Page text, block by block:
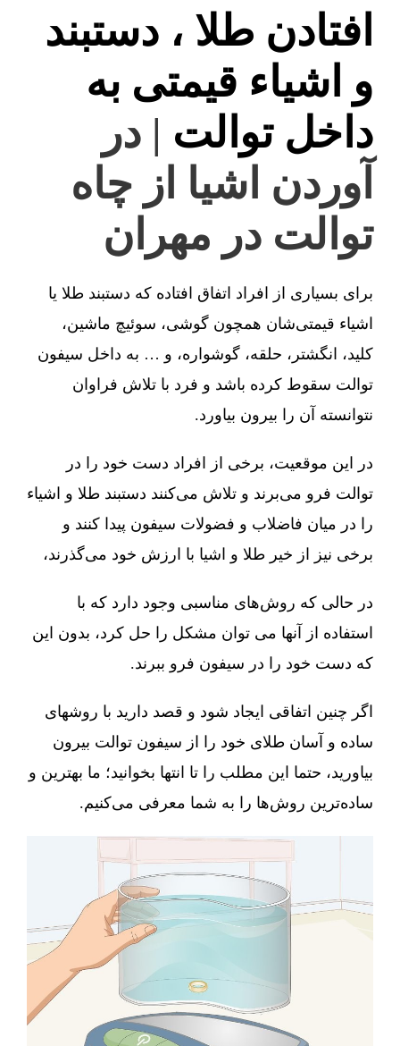
افتادن طلا ، دستبند
و اشیاء قیمتی به
داخل توالت | در
آوردن اشیا از چاه
توالت در مهران
برای بسیاری از افراد اتفاق افتاده که دستبند طلا یا
اشیاء قیمتی‌شان همچون گوشی، سوئیچ ماشین،
کلید، انگشتر، حلقه، گوشواره، و … به داخل سیفون
توالت سقوط کرده باشد و فرد با تلاش فراوان
نتوانسته آن را بیرون بیاورد.
در این موقعیت، برخی از افراد دست خود را در
توالت فرو می‌برند و تلاش می‌کنند دستبند طلا و اشیاء
را در میان فاضلاب و فضولات سیفون پیدا کنند و
برخی نیز از خیر طلا و اشیا با ارزش خود می‌گذرند،
در حالی که روش‌های مناسبی وجود دارد که با
استفاده از آنها می توان مشکل را حل کرد، بدون این
که دست خود را در سیفون فرو ببرند.
اگر چنین اتفاقی ایجاد شود و قصد دارید با روشهای
ساده و آسان طلای خود را از سیفون توالت بیرون
بیاورید، حتما این مطلب را تا انتها بخوانید؛ ما بهترین و
ساده‌ترین روش‌ها را به شما معرفی می‌کنیم.